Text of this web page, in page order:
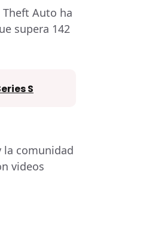
Auto ha
supera 142
S
la comunidad
videos